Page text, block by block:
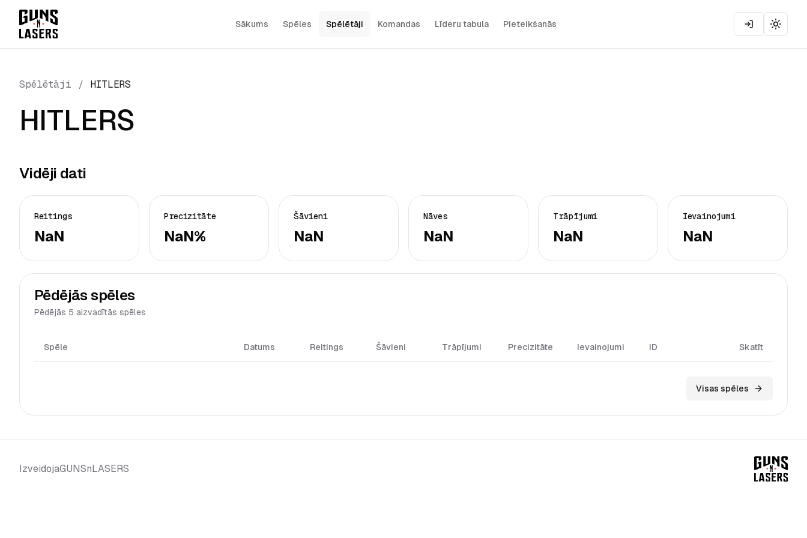
Sākums Spēles Spēlētāji Komandas Līderu tabula Pieteikšanās
Toggle
Spēlētāji / HITLERS
HITLERS
Vidēji dati
Reitings
NaN
Precizitāte
NaN%
Šāvieni
NaN
Nāves
NaN
Trāpījumi
NaN
Ievainojumi
NaN
Pēdējās spēles
Pēdējās 5 aizvadītās spēles
Spēle Datums Reitings Šāvieni Trāpījumi Precizitāte Ievainojumi ID Skatīt
Visas spēles
IzveidojaGUNSnLASERS